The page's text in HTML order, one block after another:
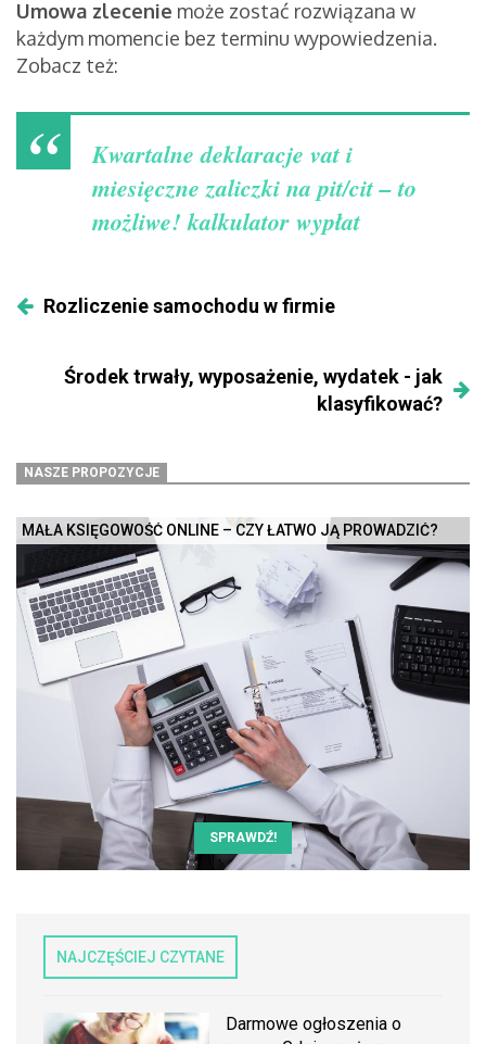
Umowa zlecenie może zostać rozwiązana w
każdym momencie bez terminu wypowiedzenia.
Zobacz też:
Kwartalne deklaracje vat i
miesięczne zaliczki na pit/cit – to
możliwe! kalkulator wypłat
Rozliczenie samochodu w firmie
Środek trwały, wyposażenie, wydatek - jak
klasyfikować?
NASZE PROPOZYCJE
MAŁA KSIĘGOWOŚĆ ONLINE – CZY ŁATWO JĄ PROWADZIĆ?
SPRAWDŹ!
NAJCZĘŚCIEJ CZYTANE
Darmowe ogłoszenia o